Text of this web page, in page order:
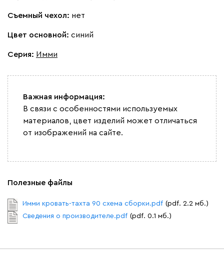
Жёлтый Песочный
092 100 230 684
Ланза 1788
Съемный чехол: нет
Цвет основной: синий
Серия: Имми
Важная информация:
В связи с особенностями используемых
материалов, цвет изделий может отличаться
от изображений на сайте.
Полезные файлы
Имми кровать-тахта 90 схема сборки.pdf (pdf. 2.2 мб.)
Сведения о производителе.pdf (pdf. 0.1 мб.)